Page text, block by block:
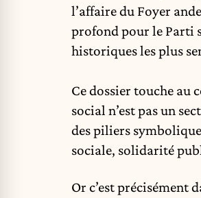
l’affaire du Foyer
profond pour le Parti
historiques les plus
Ce dossier touche au
social n’est pas un
des piliers
sociale, solidarité
Or c’est précisément